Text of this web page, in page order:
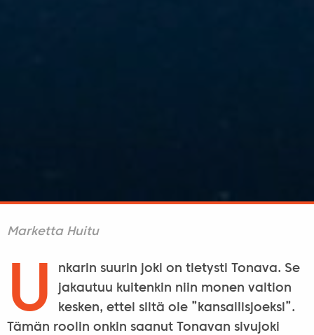
Marketta Huitu
U
nkarin suurin joki on tietysti Tonava. Se
jakautuu kuitenkin niin monen valtion
kesken, ettei siitä ole ”kansallisjoeksi”.
Tämän roolin onkin saanut Tonavan sivujoki